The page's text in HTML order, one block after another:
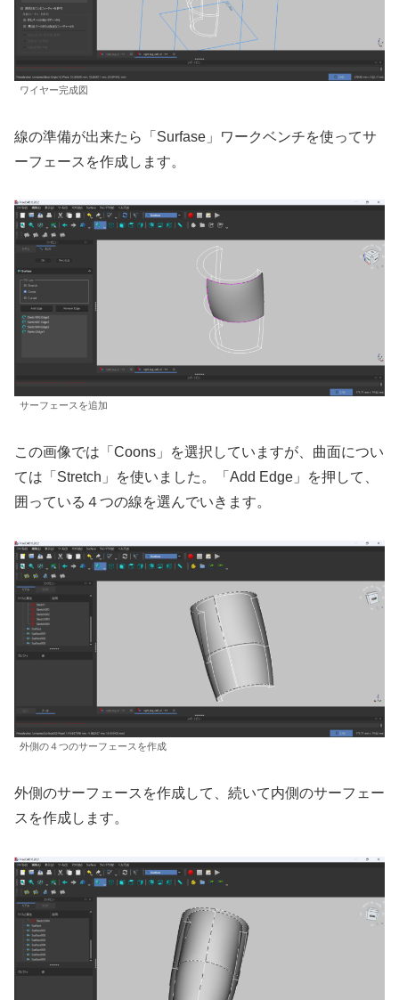
ワイヤー完成図
線の準備が出来たら「Surfase」ワークベンチを使ってサ
ーフェースを作成します。
サーフェースを追加
この画像では「Coons」を選択していますが、曲面につい
ては「Stretch」を使いました。「Add Edge」を押して、
囲っている４つの線を選んでいきます。
外側の４つのサーフェースを作成
外側のサーフェースを作成して、続いて内側のサーフェー
スを作成します。